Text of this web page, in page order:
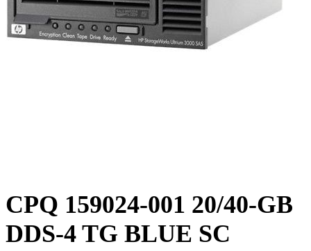
CPQ 159024-001 20/40-GB
DDS-4 TG BLUE SC